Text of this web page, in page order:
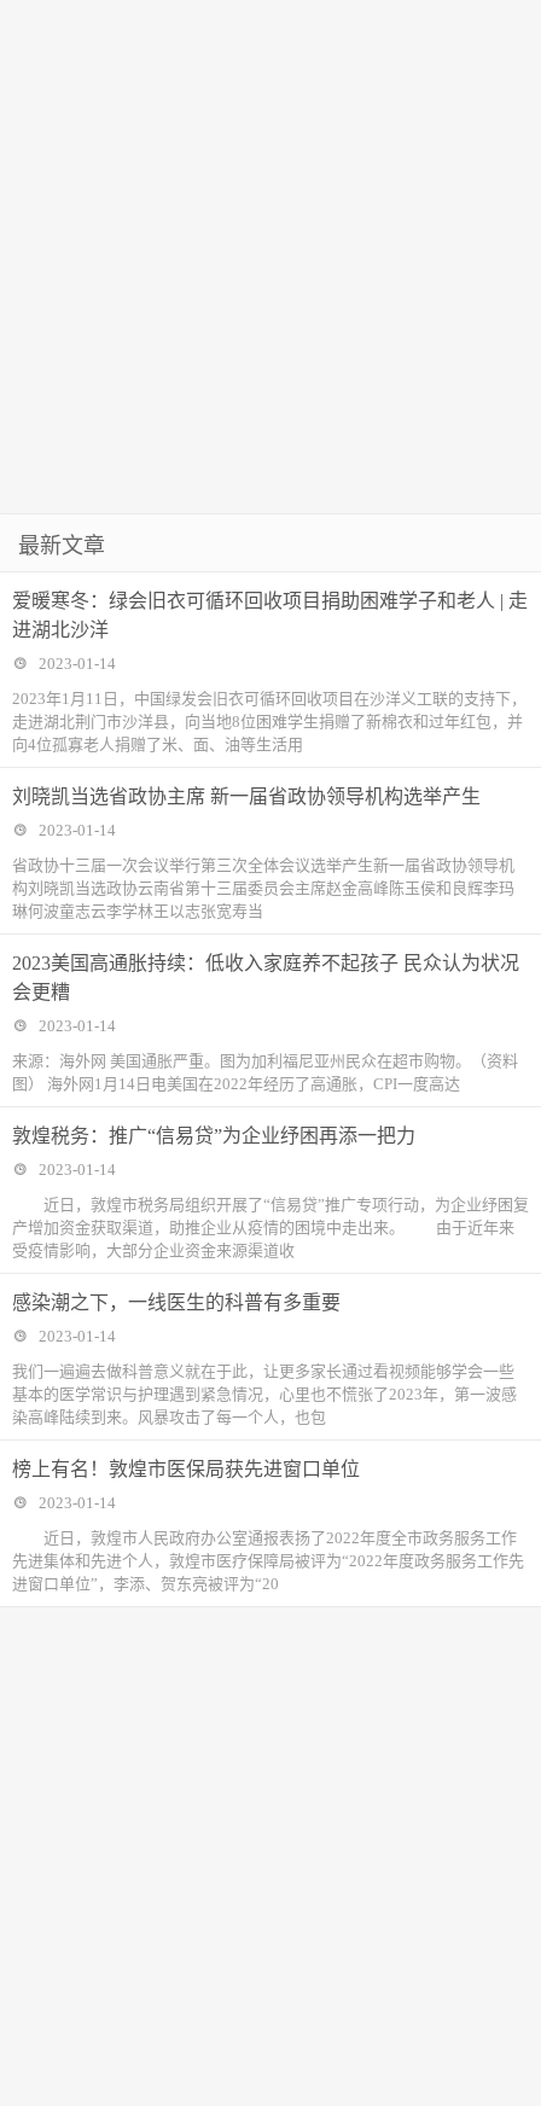
最新文章
爱暖寒冬：绿会旧衣可循环回收项目捐助困难学子和老人 | 走
进湖北沙洋
2023-01-14
2023年1月11日，中国绿发会旧衣可循环回收项目在沙洋义工联的支持下，
走进湖北荆门市沙洋县，向当地8位困难学生捐赠了新棉衣和过年红包，并
向4位孤寡老人捐赠了米、面、油等生活用
刘晓凯当选省政协主席 新一届省政协领导机构选举产生
2023-01-14
省政协十三届一次会议举行第三次全体会议选举产生新一届省政协领导机
构刘晓凯当选政协云南省第十三届委员会主席赵金高峰陈玉侯和良辉李玛
琳何波童志云李学林王以志张宽寿当
2023美国高通胀持续：低收入家庭养不起孩子 民众认为状况
会更糟
2023-01-14
来源：海外网 美国通胀严重。图为加利福尼亚州民众在超市购物。（资料
图） 海外网1月14日电美国在2022年经历了高通胀，CPI一度高达
敦煌税务：推广“信易贷”为企业纾困再添一把力
2023-01-14
近日，敦煌市税务局组织开展了“信易贷”推广专项行动，为企业纾困复
产增加资金获取渠道，助推企业从疫情的困境中走出来。 由于近年来
受疫情影响，大部分企业资金来源渠道收
感染潮之下，一线医生的科普有多重要
2023-01-14
我们一遍遍去做科普意义就在于此，让更多家长通过看视频能够学会一些
基本的医学常识与护理遇到紧急情况，心里也不慌张了2023年，第一波感
染高峰陆续到来。风暴攻击了每一个人，也包
榜上有名！敦煌市医保局获先进窗口单位
2023-01-14
近日，敦煌市人民政府办公室通报表扬了2022年度全市政务服务工作
先进集体和先进个人，敦煌市医疗保障局被评为“2022年度政务服务工作先
进窗口单位”，李添、贺东亮被评为“20